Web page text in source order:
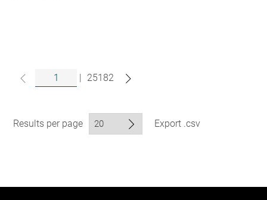
| 25182
Results per page Export .csv